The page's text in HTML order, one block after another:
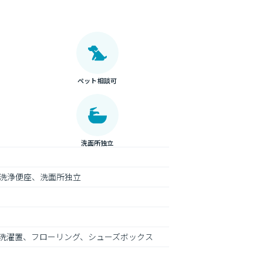
ペット相談可
洗面所独立
浄便座、洗面所独立
濯置、フローリング、シューズボックス